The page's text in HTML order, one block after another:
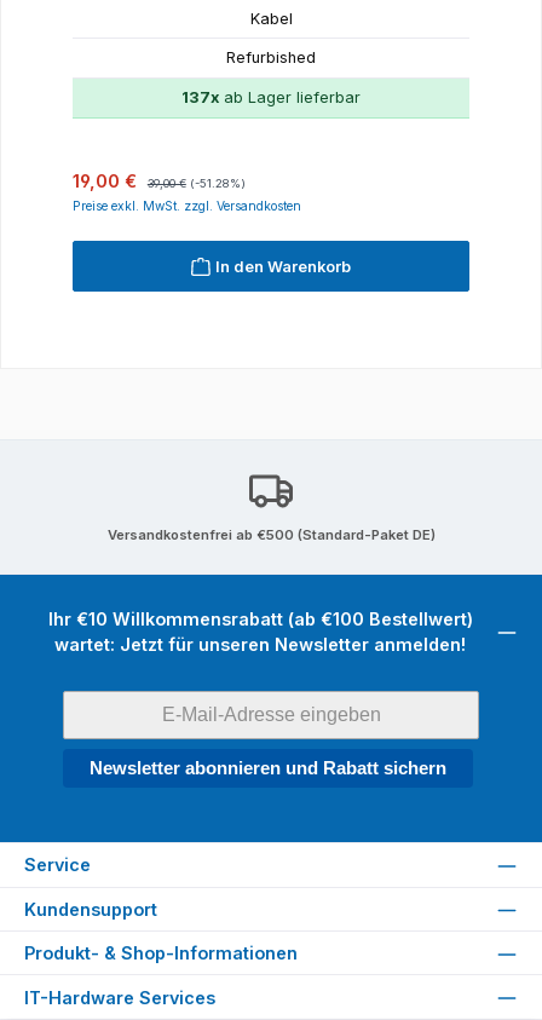
Kabel
Refurbished
137x ab Lager lieferbar
Verkaufspreis:
19,00 € Regulärer Preis:
39,00 € (-51.28%)
Preise exkl. MwSt. zzgl. Versandkosten
In den Warenkorb
Versandkostenfrei ab €500 (Standard-Paket DE)
Ihr €10 Willkommensrabatt (ab €100 Bestellwert)
wartet: Jetzt für unseren Newsletter anmelden!
Newsletter abonnieren und Rabatt sichern
Service
Kundensupport
Produkt- & Shop-Informationen
IT-Hardware Services